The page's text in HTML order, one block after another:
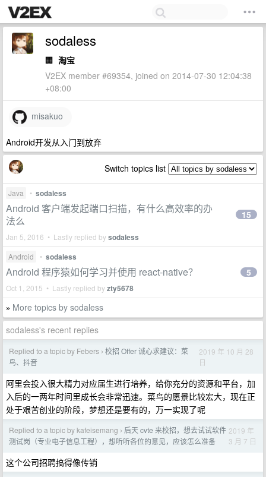
sodaless
🏢 淘宝
V2EX member #69354, joined on 2014-07-30 12:04:38
+08:00
misakuo
Android开发从入门到放弃
Switch topics list
Java • sodaless
Android 客户端发起端口扫描，有什么高效率的办
法么
Jan 5, 2016 • Lastly replied bysodaless
15
Android • sodaless
Android 程序猿如何学习并使用 react-native？
Oct 1, 2015 • Lastly replied byzty5678
5
» More topics by sodaless
sodaless's recent replies
Replied to a topic by Febers › 校招 Offer 诚心求建议：菜
鸟、抖音
2019 年 10 月 28
日
阿里会投入很大精力对应届生进行培养，给你充分的资源和平台，加
入后的一两年时间里成长会非常迅速。菜鸟的愿景比较宏大，现在正
处于艰苦创业的阶段，梦想还是要有的，万一实现了呢
Replied to a topic by kafeisemang › 后天 cvte 来校招，想去试试软件
测试岗（专业电子信息工程），想听听各位的意见，应该怎么准备
2019 年
3 月 7 日
这个公司招聘搞得像传销